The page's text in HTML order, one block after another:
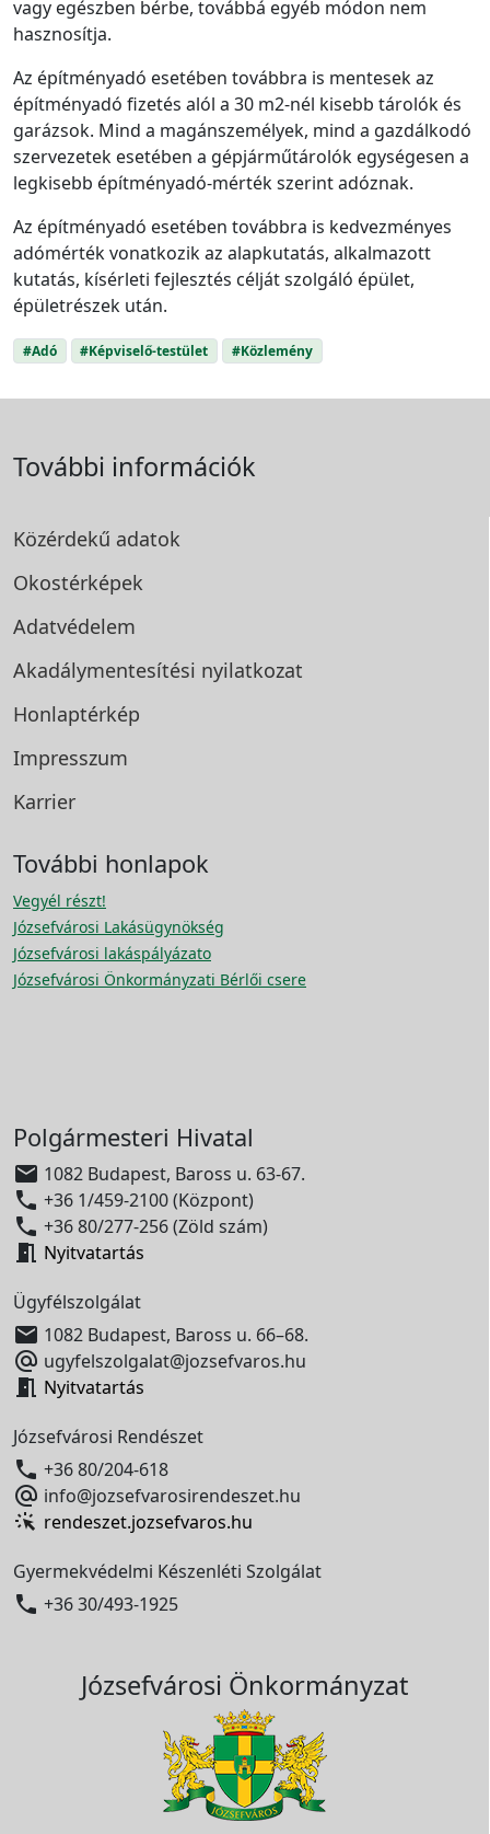
vagy egészben bérbe, továbbá egyéb módon nem
hasznosítja.
Az építményadó esetében továbbra is mentesek az
építményadó fizetés alól a 30 m2-nél kisebb tárolók és
garázsok. Mind a magánszemélyek, mind a gazdálkodó
szervezetek esetében a gépjárműtárolók egységesen a
legkisebb építményadó-mérték szerint adóznak.
Az építményadó esetében továbbra is kedvezményes
adómérték vonatkozik az alapkutatás, alkalmazott
kutatás, kísérleti fejlesztés célját szolgáló épület,
épületrészek után.
#Adó #Képviselő-testület #Közlemény
További információk
Közérdekű adatok
Okostérképek
Adatvédelem
Akadálymentesítési nyilatkozat
Honlaptérkép
Impresszum
Karrier
További honlapok
Vegyél részt!
Józsefvárosi Lakásügynökség
Józsefvárosi lakáspályázato
Józsefvárosi Önkormányzati Bérlői csere
Polgármesteri Hivatal
 1082 Budapest, Baross u. 63-67.
 +36 1/459-2100 (Központ)
 +36 80/277-256 (Zöld szám)
 Nyitvatartás
Ügyfélszolgálat
 1082 Budapest, Baross u. 66–68.
 ugyfelszolgalat@jozsefvaros.hu
 Nyitvatartás
Józsefvárosi Rendészet
 +36 80/204-618
 info@jozsefvarosirendeszet.hu
rendeszet.jozsefvaros.hu
Gyermekvédelmi Készenléti Szolgálat
 +36 30/493-1925
Józsefvárosi Önkormányzat